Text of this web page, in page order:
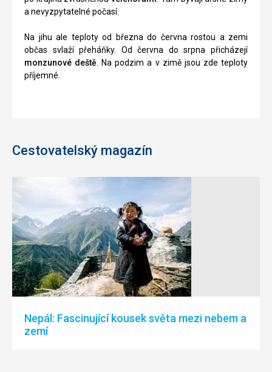
a nevyzpytatelné počasí.
Na jihu ale teploty od března do června rostou a zemi
občas svlaží přeháňky. Od června do srpna přicházejí
monzunové deště . Na podzim a v zimě jsou zde teploty
příjemné.
Cestovatelský magazín
Nepál: Fascinující kousek světa mezi nebem a
zemí